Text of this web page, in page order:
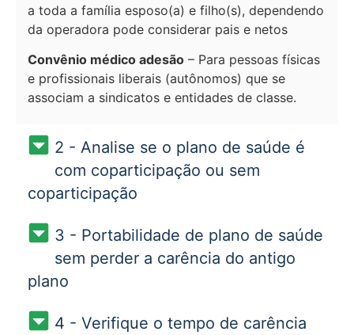
a toda a família esposo(a) e filho(s), dependendo
da operadora pode considerar pais e netos
Convênio médico adesão – Para pessoas físicas
e profissionais liberais (autônomos) que se
associam a sindicatos e entidades de classe.
2 - Analise se o plano de saúde é
com coparticipação ou sem
coparticipação
3 - Portabilidade de plano de saúde
sem perder a carência do antigo
plano
4 - Verifique o tempo de carência